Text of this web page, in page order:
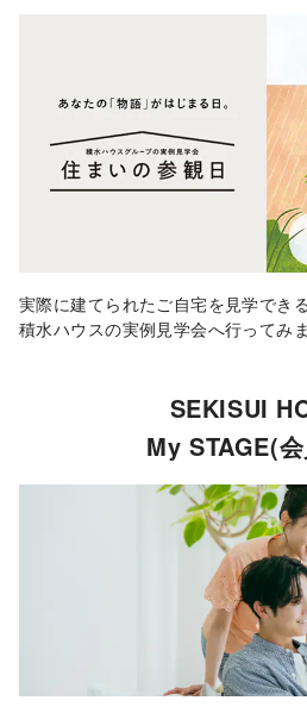
屋との区切りに。また、玄関
壁にはスクエア型の窓を設け
K様邸を動画
実際に建てられたご自宅を見学できる
積水ハウスの実例見学会へ行ってみ
SEKISUI
My STAGE(